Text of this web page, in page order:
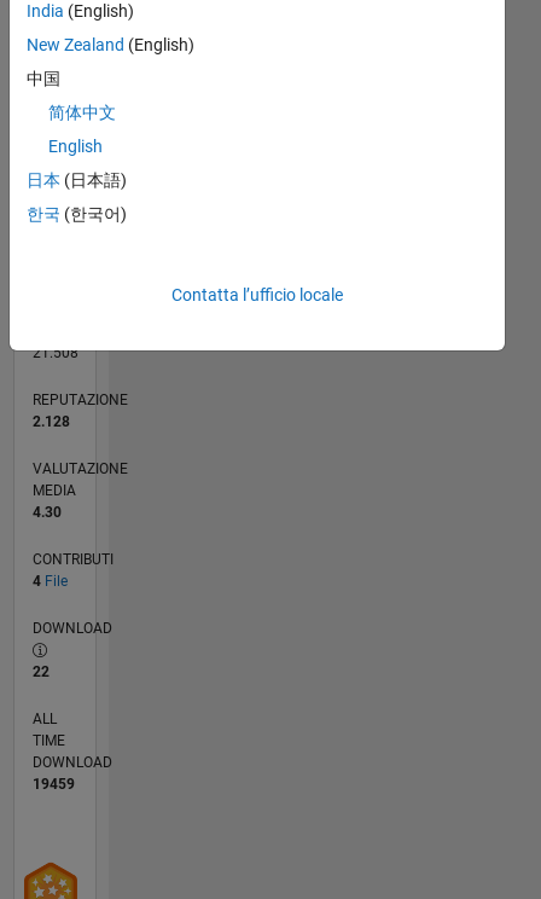
CONTRIBUTI
0
CRONOLOGIA
21.508
REPUTAZIONE
2.128
VALUTAZIONE
MEDIA
4.30
CONTRIBUTI
4 File
DOWNLOAD
22
ALL
TIME
DOWNLOAD
19459
India (English)
New Zealand (English)
中国
简体中文
English
日本 (日本語)
한국 (한국어)
Contatta l’ufficio locale